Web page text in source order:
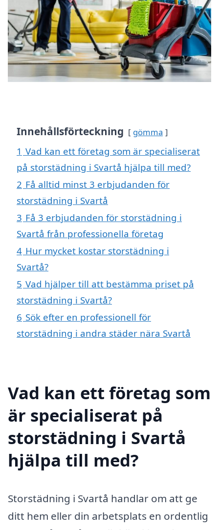
Innehållsförteckning gömma
1 Vad kan ett företag som är specialiserat
på storstädning i Svartå hjälpa till med?
2 Få alltid minst 3 erbjudanden för
storstädning i Svartå
3 Få 3 erbjudanden för storstädning i
Svartå från professionella företag
4 Hur mycket kostar storstädning i
Svartå?
5 Vad hjälper till att bestämma priset på
storstädning i Svartå?
6 Sök efter en professionell för
storstädning i andra städer nära Svartå
Vad kan ett företag som
är specialiserat på
storstädning i Svartå
hjälpa till med?
Storstädning i Svartå handlar om att ge
ditt hem eller din arbetsplats en ordentlig